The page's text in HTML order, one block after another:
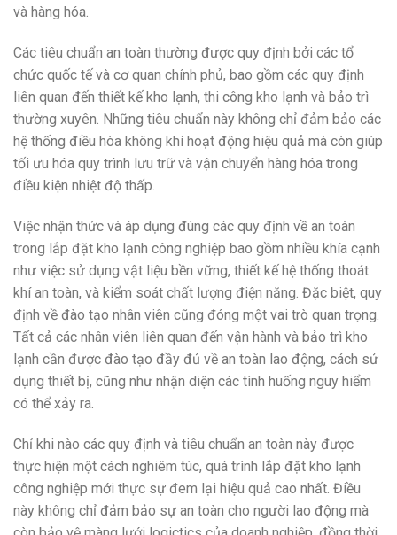
và hàng hóa.
Các tiêu chuẩn an toàn thường được quy định bởi các tổ
chức quốc tế và cơ quan chính phủ, bao gồm các quy định
liên quan đến thiết kế kho lạnh, thi công kho lạnh và bảo trì
thường xuyên. Những tiêu chuẩn này không chỉ đảm bảo các
hệ thống điều hòa không khí hoạt động hiệu quả mà còn giúp
tối ưu hóa quy trình lưu trữ và vận chuyển hàng hóa trong
điều kiện nhiệt độ thấp.
Việc nhận thức và áp dụng đúng các quy định về an toàn
trong lắp đặt kho lạnh công nghiệp bao gồm nhiều khía cạnh
như việc sử dụng vật liệu bền vững, thiết kế hệ thống thoát
khí an toàn, và kiểm soát chất lượng điện năng. Đặc biệt, quy
định về đào tạo nhân viên cũng đóng một vai trò quan trọng.
Tất cả các nhân viên liên quan đến vận hành và bảo trì kho
lạnh cần được đào tạo đầy đủ về an toàn lao động, cách sử
dụng thiết bị, cũng như nhận diện các tình huống nguy hiểm
có thể xảy ra.
Chỉ khi nào các quy định và tiêu chuẩn an toàn này được
thực hiện một cách nghiêm túc, quá trình lắp đặt kho lạnh
công nghiệp mới thực sự đem lại hiệu quả cao nhất. Điều
này không chỉ đảm bảo sự an toàn cho người lao động mà